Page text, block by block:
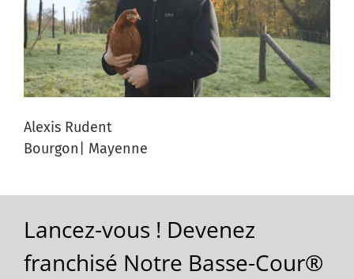
Alexis Rudent
Bourgon| Mayenne
Lancez-vous ! Devenez
franchisé Notre Basse-Cour®